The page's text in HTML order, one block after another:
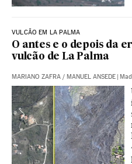
VULCÃO EM LA PALMA
O antes e o depois da
vulcão de La Palma
MARIANO ZAFRA / MANUEL ANSEDE |